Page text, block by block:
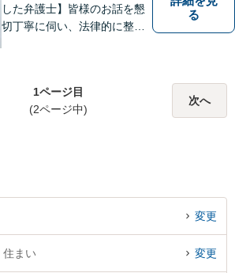
した弁護士】皆様のお話を懇
切丁寧に伺い、法律的に整理
少しでも解決されますよう，
誠心誠意努力いたす所存で
る
1ページ目
(2ページ中)
次へ
変更
住まい 変更